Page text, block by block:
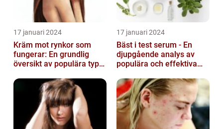
17 januari 2024
Kräm mot rynkor som
fungerar: En grundlig
översikt av populära typer
17 januari 2024
Bäst i test serum - En
djupgående analys av
populära och effektiva